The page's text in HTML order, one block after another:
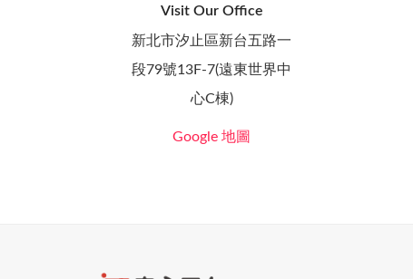
Visit Our Office
新北市汐止區新台五路一
段79號13F-7(遠東世界中
心C棟)
Google 地圖